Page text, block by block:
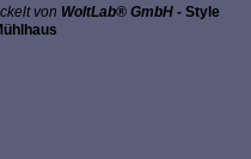
von WoltLab® GmbH